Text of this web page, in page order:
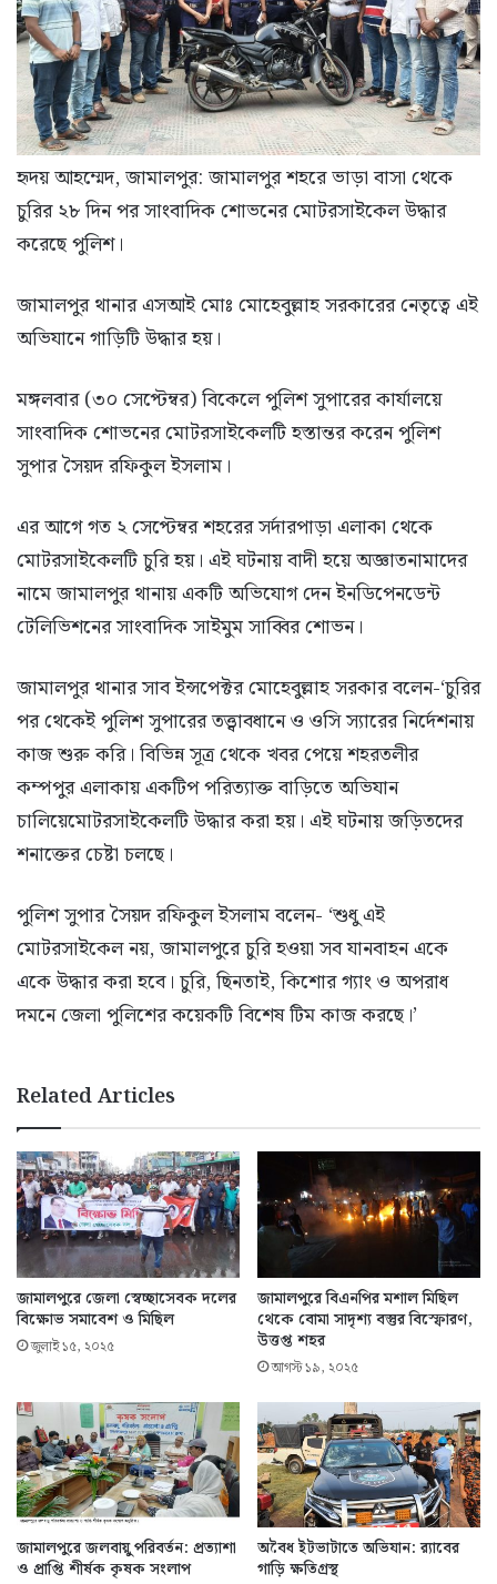
হৃদয় আহম্মেদ, জামালপুর: জামালপুর শহরে ভাড়া বাসা থেকে
চুরির ২৮ দিন পর সাংবাদিক শোভনের মোটরসাইকেল উদ্ধার
করেছে পুলিশ।
জামালপুর থানার এসআই মোঃ মোহেবুল্লাহ সরকারের নেতৃত্বে এই
অভিযানে গাড়িটি উদ্ধার হয়।
মঙ্গলবার (৩০ সেপ্টেম্বর) বিকেলে পুলিশ সুপারের কার্যালয়ে
সাংবাদিক শোভনের মোটরসাইকেলটি হস্তান্তর করেন পুলিশ
সুপার সৈয়দ রফিকুল ইসলাম।
এর আগে গত ২ সেপ্টেম্বর শহরের সর্দারপাড়া এলাকা থেকে
মোটরসাইকেলটি চুরি হয়। এই ঘটনায় বাদী হয়ে অজ্ঞাতনামাদের
নামে জামালপুর থানায় একটি অভিযোগ দেন ইনডিপেনডেন্ট
টেলিভিশনের সাংবাদিক সাইমুম সাব্বির শোভন।
জামালপুর থানার সাব ইন্সপেক্টর মোহেবুল্লাহ সরকার বলেন-‘চুরির
পর থেকেই পুলিশ সুপারের তত্ত্বাবধানে ও ওসি স্যারের নির্দেশনায়
কাজ শুরু করি। বিভিন্ন সূত্র থেকে খবর পেয়ে শহরতলীর
কম্পপুর এলাকায় একটিপ পরিত্যাক্ত বাড়িতে অভিযান
চালিয়েমোটরসাইকেলটি উদ্ধার করা হয়। এই ঘটনায় জড়িতদের
শনাক্তের চেষ্টা চলছে।
পুলিশ সুপার সৈয়দ রফিকুল ইসলাম বলেন- ‘শুধু এই
মোটরসাইকেল নয়, জামালপুরে চুরি হওয়া সব যানবাহন একে
একে উদ্ধার করা হবে। চুরি, ছিনতাই, কিশোর গ্যাং ও অপরাধ
দমনে জেলা পুলিশের কয়েকটি বিশেষ টিম কাজ করছে।’
Related Articles
জামালপুরে জেলা স্বেচ্ছাসেবক দলের
বিক্ষোভ সমাবেশ ও মিছিল
জুলাই ১৫, ২০২৫
জামালপুরে বিএনপির মশাল মিছিল
থেকে বোমা সাদৃশ্য বস্তুর বিস্ফোরণ,
উত্তপ্ত শহর
আগস্ট ১৯, ২০২৫
জামালপুরে জলবায়ু পরিবর্তন: প্রত্যাশা
ও প্রাপ্তি শীর্ষক কৃষক সংলাপ
অবৈধ ইটভাটাতে অভিযান: র‌্যাবের
গাড়ি ক্ষতিগ্রস্থ